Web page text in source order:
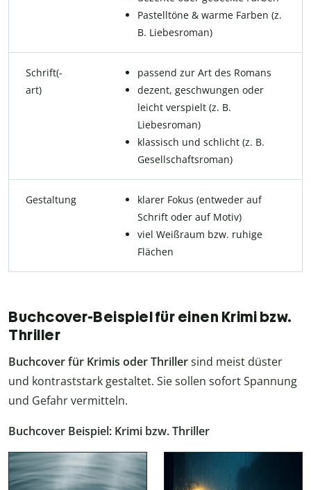
Pastelltöne & warme Farben (z.
B. Liebesroman)
Schrift(-
art)
passend zur Art des Romans
dezent, geschwungen oder
leicht verspielt (z. B.
Liebesroman)
klassisch und schlicht (z. B.
Gesellschaftsroman)
Gestaltung
klarer Fokus (entweder auf
Schrift oder auf Motiv)
viel Weißraum bzw. ruhige
Flächen
Buchcover-Beispiel für einen Krimi bzw.
Thriller
Buchcover für Krimis oder Thrillersind meist düster
und kontraststark gestaltet. Sie sollen sofort Spannung
und Gefahr vermitteln.
Buchcover Beispiel: Krimi bzw. Thriller